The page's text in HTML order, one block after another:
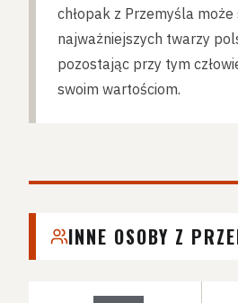
chłopak z Przemyśla
najważniejszych twarzy
pozostając przy tym
swoim wartościom.
INNE OSOBY Z